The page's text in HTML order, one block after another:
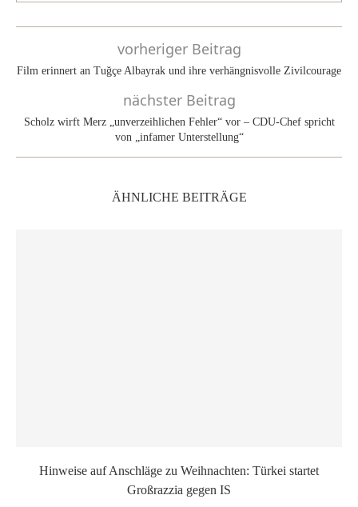
vorheriger Beitrag
Film erinnert an Tuğçe Albayrak und ihre verhängnisvolle Zivilcourage
nächster Beitrag
Scholz wirft Merz „unverzeihlichen Fehler“ vor – CDU-Chef spricht
von „infamer Unterstellung“
ÄHNLICHE BEITRÄGE
Hinweise auf Anschläge zu Weihnachten: Türkei startet
Großrazzia gegen IS